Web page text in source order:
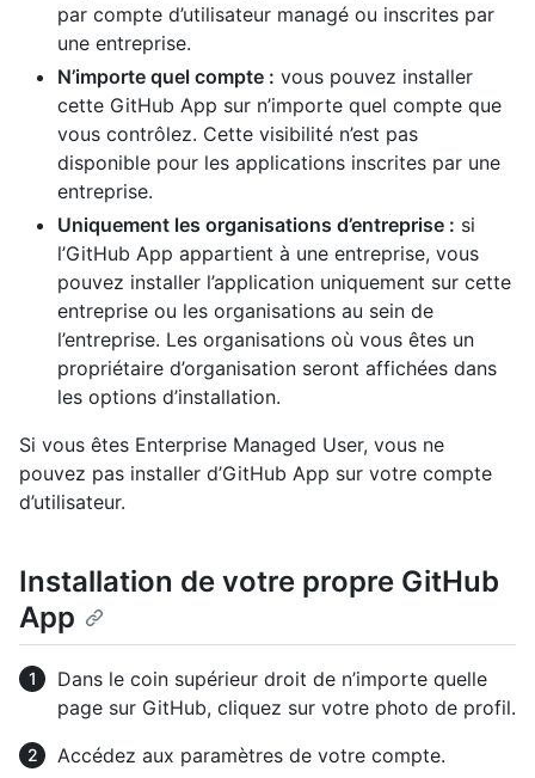
par compte d’utilisateur managé ou inscrites par
une entreprise.
N’importe quel compte : vous pouvez installer
cette GitHub App sur n’importe quel compte que
vous contrôlez. Cette visibilité n’est pas
disponible pour les applications inscrites par une
entreprise.
Uniquement les organisations d’entreprise : si
l’GitHub App appartient à une entreprise, vous
pouvez installer l’application uniquement sur cette
entreprise ou les organisations au sein de
l’entreprise. Les organisations où vous êtes un
propriétaire d’organisation seront affichées dans
les options d’installation.
Si vous êtes Enterprise Managed User, vous ne
pouvez pas installer d’GitHub App sur votre compte
d’utilisateur.
Installation de votre propre GitHub
App
Dans le coin supérieur droit de n’importe quelle
page sur GitHub, cliquez sur votre photo de profil.
Accédez aux paramètres de votre compte.